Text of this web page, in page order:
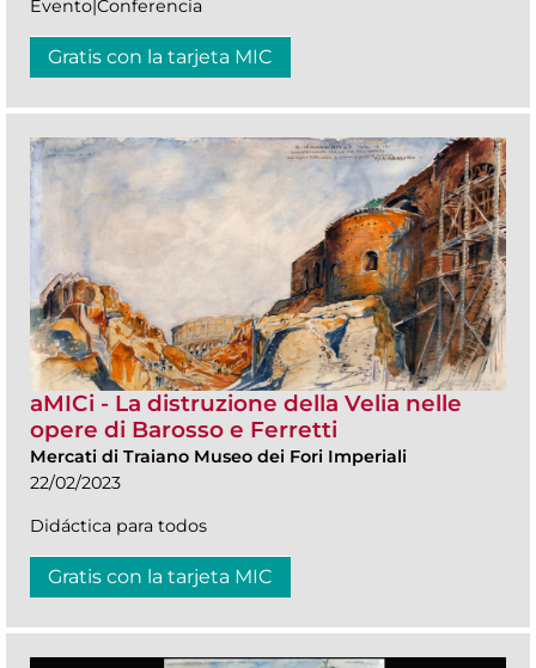
Evento|Conferencia
Gratis con la tarjeta MIC
aMICi - La distruzione della Velia nelle
opere di Barosso e Ferretti
Mercati di Traiano Museo dei Fori Imperiali
22/02/2023
Didáctica para todos
Gratis con la tarjeta MIC